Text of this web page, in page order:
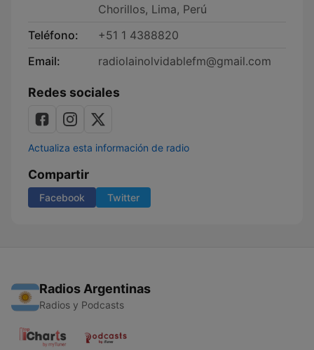
Chorillos, Lima, Perú
Teléfono:
+51 1 4388820
Email:
radiolainolvidablefm@gmail.com
Redes sociales
Actualiza esta información de radio
Compartir
Facebook Twitter
Radios Argentinas
Radios y Podcasts